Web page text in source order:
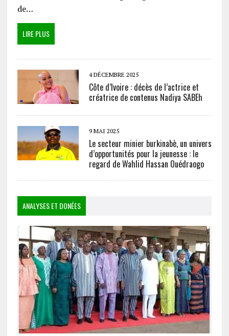
de…
LIRE PLUS
4 DÉCEMBRE 2025
Côte d’Ivoire : décès de l’actrice et
créatrice de contenus Nadiya SABEh
9 MAI 2025
Le secteur minier burkinabè, un univers
d’opportunités pour la jeunesse : le
regard de Wahlid Hassan Ouédraogo
ANALYSES ET DONÉES